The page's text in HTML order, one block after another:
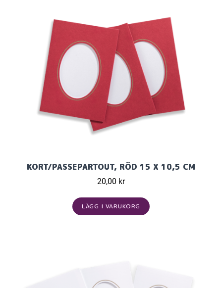
KORT/PASSEPARTOUT, RÖD 15 X 10,5 CM
20,00 kr
LÄGG I VARUKORG